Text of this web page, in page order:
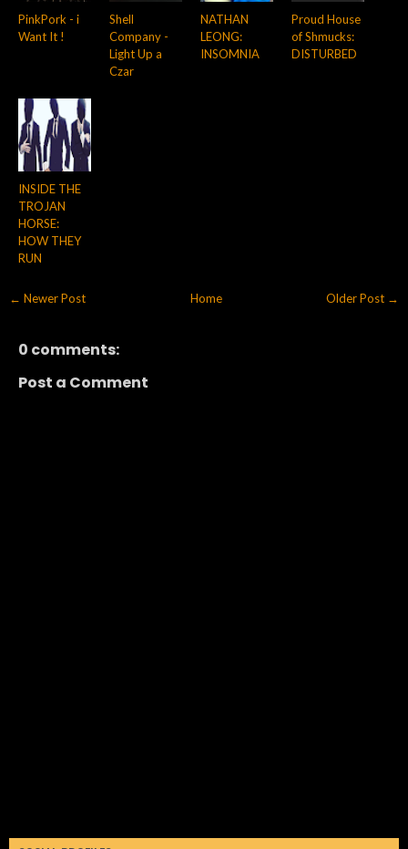
PinkPork - i
Want It !
Shell
Company -
Light Up a
Czar
NATHAN
LEONG:
INSOMNIA
Proud House
of Shmucks:
DISTURBED
INSIDE THE
TROJAN
HORSE:
HOW THEY
RUN
← Newer Post Older Post →
Home
0 comments:
Post a Comment